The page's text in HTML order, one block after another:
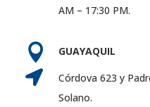
AM – 17:30 PM.
 GUAYAQUIL

Córdova 623 y
Solano.